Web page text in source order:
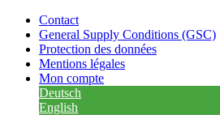
Contact
General Supply Conditions (GSC)
Protection des données
Mentions légales
Mon compte
Deutsch
English